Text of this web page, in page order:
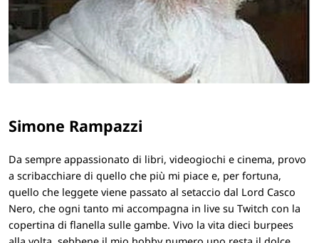
Simone Rampazzi
Da sempre appassionato di libri, videogiochi e cinema, provo
a scribacchiare di quello che più mi piace e, per fortuna,
quello che leggete viene passato al setaccio dal Lord Casco
Nero, che ogni tanto mi accompagna in live su Twitch con la
copertina di flanella sulle gambe. Vivo la vita dieci burpees